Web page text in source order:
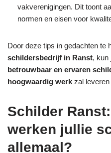
vakverenigingen. Dit toont
normen en eisen voor
Door deze tips in gedachten te
schildersbedrijf in Ranst, kun
betrouwbaar en ervaren
hoogwaardig werk zal
Schilder
werken jullie
allemaal?